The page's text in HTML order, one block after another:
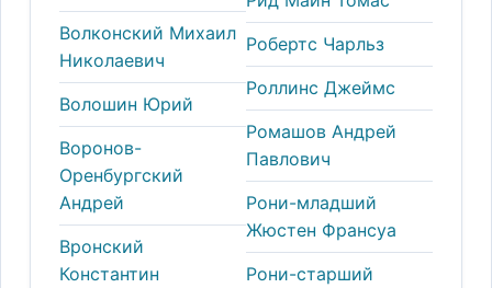
Волконский Михаил
Николаевич
Волошин Юрий
Воронов-
Оренбургский
Андрей
Вронский
Константин
Робертс Чарльз
Роллинс Джеймс
Ромашов Андрей
Павлович
Рони-младший
Жюстен Франсуа
Рони-старший